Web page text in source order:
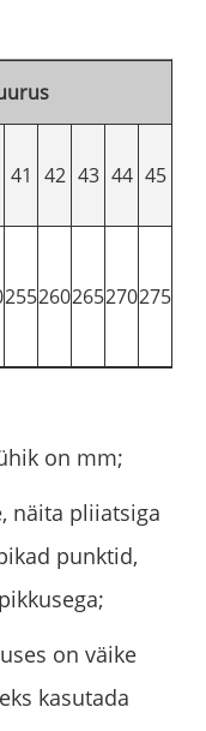
41 42 43 44 45
255260265270275
on mm;
näita pliiatsiga
punktid,
on väike
kasutada